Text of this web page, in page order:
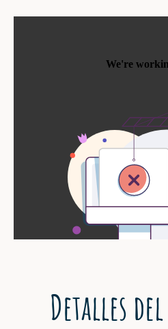
Detalles